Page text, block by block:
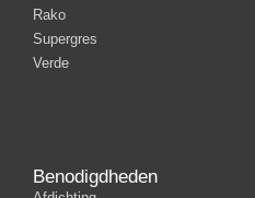
Rako
Supergres
Verde
Benodigdheden